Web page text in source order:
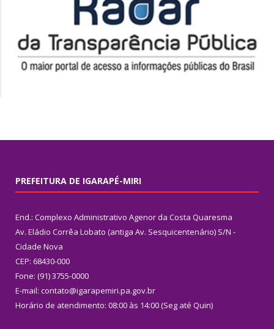
PREFEITURA DE IGARAPÉ-MIRI
End.: Complexo Administrativo Agenor da Costa Quaresma
Av. Eládio Corrêa Lobato (antiga Av. Sesquicentenário) S/N -
Cidade Nova
CEP: 68430-000
Fone: (91) 3755-0000
E-mail: contato@igarapemiri.pa.gov.br
Horário de atendimento: 08:00 às 14:00 (Seg até Quin)